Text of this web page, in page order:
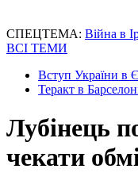
СПЕЦТЕМА: Війна в
ВСІ ТЕМИ
Вступ України в
Теракт в
Лубінець
чекати